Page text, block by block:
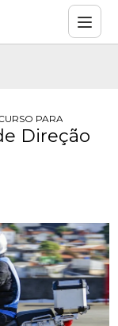
PARA
Direção